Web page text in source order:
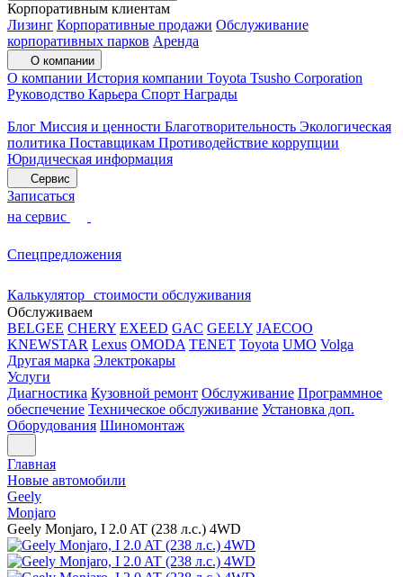
Корпоративным клиентам
Лизинг Корпоративные продажи Обслуживание
корпоративных парков Аренда
О компании
О компании История компании Toyota Tsusho Corporation
Руководство Карьера Спорт Награды
Блог Миссия и ценности Благотворительность Экологическая
политика Поставщикам Противодействие коррупции
Юридическая информация
Сервис
Записаться
на сервис
Спецпредложения
Калькулятор стоимости обслуживания
Обслуживаем
BELGEE CHERY EXEED GAC GEELY JAECOO
KNEWSTAR Lexus OMODA TENET Toyota UMO Volga
Другая марка Электрокары
Услуги
Диагностика Кузовной ремонт Обслуживание Программное
обеспечение Техническое обслуживание Установка доп.
Оборудования Шиномонтаж
Главная
Новые автомобили
Geely
Monjaro
Geely Monjaro, I 2.0 AT (238 л.с.) 4WD